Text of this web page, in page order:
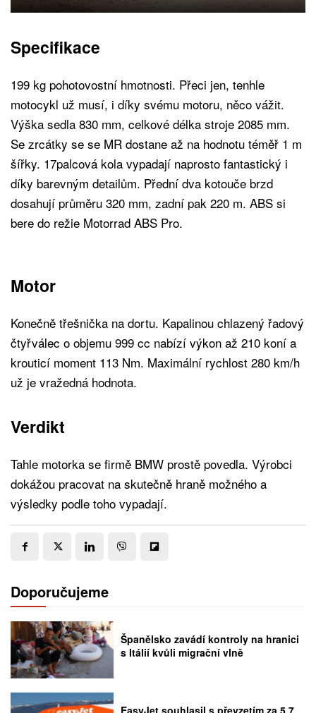
Specifikace
199 kg pohotovostní hmotnosti. Přeci jen, tenhle
motocykl už musí, i díky svému motoru, něco vážit.
Výška sedla 830 mm, celkové délka stroje 2085 mm.
Se zrcátky se se MR dostane až na hodnotu téměř 1 m
šířky. 17palcová kola vypadají naprosto fantastický i
díky barevným detailům. Přední dva kotouče brzd
dosahují průměru 320 mm, zadní pak 220 m. ABS si
bere do režie Motorrad ABS Pro.
Motor
Konečně třešnička na dortu. Kapalinou chlazený řadový
čtyřválec o objemu 999 cc nabízí výkon až 210 koní a
krouticí moment 113 Nm. Maximální rychlost 280 km/h
už je vražedná hodnota.
Verdikt
Tahle motorka se firmě BMW prostě povedla. Výrobci
dokážou pracovat na skutečně hraně možného a
výsledky podle toho vypadají.
Doporučujeme
Španělsko zavádí kontroly na hranici
s Itálií kvůli migrační vlně
EasyJet souhlasil s převzetím za 5,7